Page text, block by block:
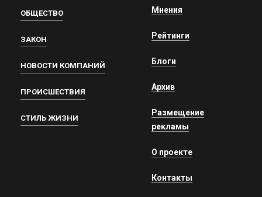
ОБЩЕСТВО
ЗАКОН
НОВОСТИ КОМПАНИЙ
ПРОИСШЕСТВИЯ
СТИЛЬ ЖИЗНИ
Мнения
Рейтинги
Блоги
Архив
Размещение
рекламы
О проекте
Контакты